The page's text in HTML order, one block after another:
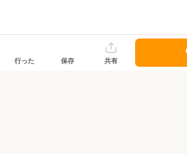
行った 保存 共有